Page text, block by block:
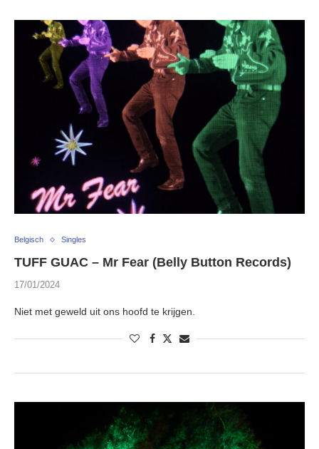
Belgisch Singles
TUFF GUAC – Mr Fear (Belly Button Records)
17/01/2024
Niet met geweld uit ons hoofd te krijgen.